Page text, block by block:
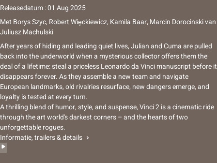
Releasedatum : 01 Aug 2025
Met Borys Szyc, Robert Więckiewicz, Kamila Baar, Marcin Dorocinskivan
Juliusz Machulski
After years of hiding and leading quiet lives, Julian and Cuma are pulled
back into the underworld when a mysterious collector offers them the
deal of a lifetime: steal a priceless Leonardo da Vinci manuscript before it
disappears forever. As they assemble a new team and navigate
European landmarks, old rivalries resurface, new dangers emerge, and
loyalty is tested at every turn.
A thrilling blend of humor, style, and suspense, Vinci 2 is a cinematic ride
through the art world's darkest corners – and the hearts of two
unforgettable rogues.
Informatie, trailers & details